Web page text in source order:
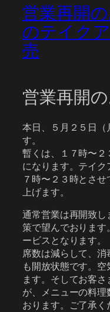
営業再開
のテイク
売
営業再開
本日、５月２５日（
す。
暫くは、１７時〜
になります。テイ
７時〜２３時とさ
上げます。
通常営業は再開致
策で望んでおりま
ービスとなります。
席数は減らして、
も開放状態です。
ます。そしてお客
が、メニューの料
おります。ご了承く